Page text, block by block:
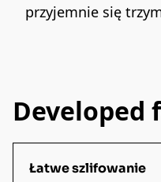
przyjemnie się
Developed
Łatwe szlifowanie